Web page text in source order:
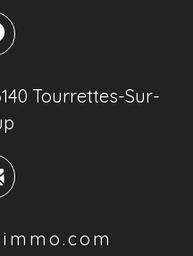
Tourrettes-Sur-